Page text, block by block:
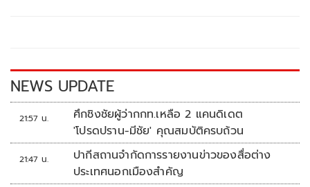
k k
NEWS UPDATE
21:57 น.
ศึกชิงชัยผู้ว่ากกท.เหลือ 2 แคนดิเดต
'โปรดปราน-มีชัย' คุณสมบัติครบถ้วน
21:47 น.
ปากีสถานจำกัดการรายงานข่าวของสื่อต่าง
ประเทศนอกเมืองสำคัญ